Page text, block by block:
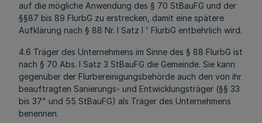
auf die mögliche Anwendung des § 70 StBauFG und der
§§87 bis 89 FlurbG zu erstrecken, damit eine spätere
Aufklärung nach § 88 Nr. l Satz l ' FlurbG entbehrlich wird.
4.6 Träger des Unternehmens im Sinne des § 88 FlurbG ist
nach § 70 Abs. l Satz 3 StBauFG die Gemeinde. Sie kann
gegenüber der Flurbereinigungsbehörde auch den von ihr
beauftragten Sanierungs- und Entwicklungsträger (§§ 33
bis 37" und 55 StBauFG) als Träger des Unternehmens
benennen.